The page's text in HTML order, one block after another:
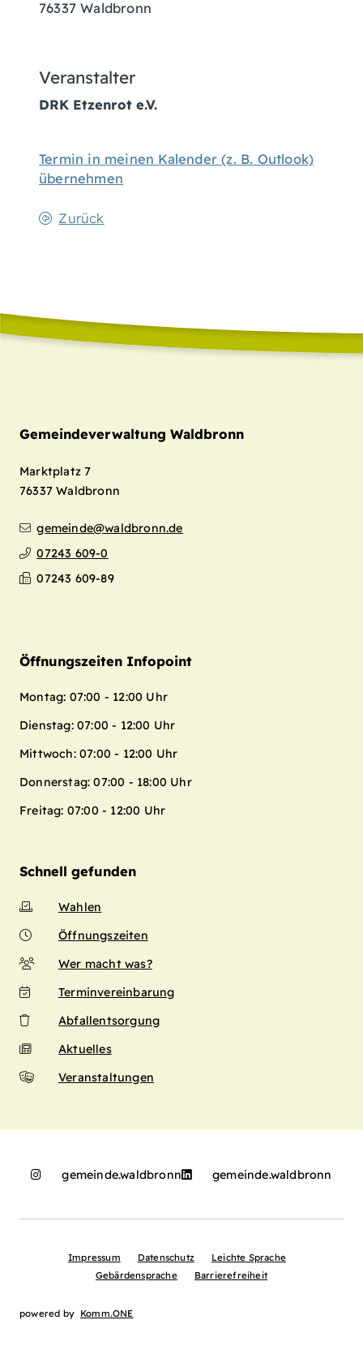
76337 Waldbronn
Veranstalter
DRK Etzenrot e.V.
Termin in meinen Kalender (z. B. Outlook)
übernehmen
Zurück
Gemeindeverwaltung Waldbronn
Marktplatz 7
76337 Waldbronn
gemeinde@waldbronn.de
07243 609-0
07243 609-89
Öffnungszeiten Infopoint
Montag: 07:00 - 12:00 Uhr
Dienstag: 07:00 - 12:00 Uhr
Mittwoch: 07:00 - 12:00 Uhr
Donnerstag: 07:00 - 18:00 Uhr
Freitag: 07:00 - 12:00 Uhr
Schnell gefunden
Wahlen
Öffnungszeiten
Wer macht was?
Terminvereinbarung
Abfallentsorgung
Aktuelles
Veranstaltungen
gemeinde.waldbronn gemeinde.waldbronn
Impressum Datenschutz
Leichte Sprache
Gebärdensprache
Barrierefreiheit
powered by Komm.ONE